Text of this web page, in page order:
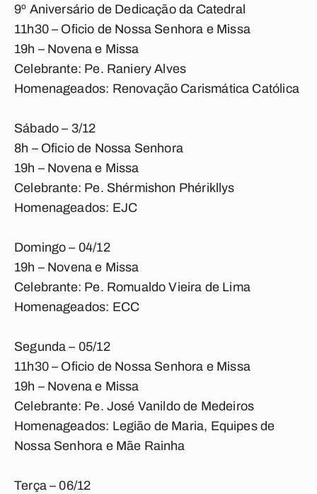
9º Aniversário de Dedicação da Catedral
11h30 – Oficio de Nossa Senhora e Missa
19h – Novena e Missa
Celebrante: Pe. Raniery Alves
Homenageados: Renovação Carismática Católica
Sábado – 3/12
8h – Oficio de Nossa Senhora
19h – Novena e Missa
Celebrante: Pe. Shérmishon Phérikllys
Homenageados: EJC
Domingo – 04/12
19h – Novena e Missa
Celebrante: Pe. Romualdo Vieira de Lima
Homenageados: ECC
Segunda – 05/12
11h30 – Oficio de Nossa Senhora e Missa
19h – Novena e Missa
Celebrante: Pe. José Vanildo de Medeiros
Homenageados: Legião de Maria, Equipes de
Nossa Senhora e Mãe Rainha
Terça – 06/12